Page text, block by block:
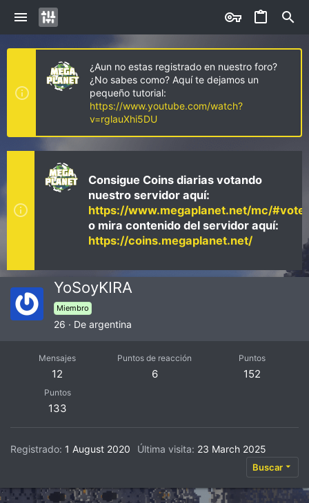
¿Aun no estas registrado en nuestro foro?
¿No sabes como? Aquí te dejamos un
pequeño tutorial:
https://www.youtube.com/watch?
v=rglauXhi5DU
Consigue Coins diarias votando
nuestro servidor aquí:
https://www.megaplanet.net/mc/#vote
o mira contenido del servidor aquí:
https://coins.megaplanet.net/
YoSoyKIRA
Miembro
26 · De argentina
Mensajes
12
Puntos de reacción
6
Puntos
152
Puntos
133
Registrado 1 August 2020 Última visita 23 March 2025
Buscar